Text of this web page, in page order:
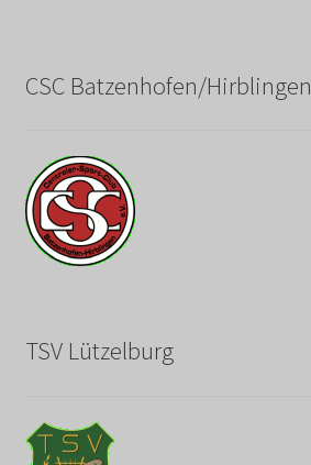
CSC Batzenhofen/Hirblingen
TSV Lützelburg